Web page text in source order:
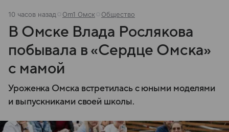
10 часов назад Om1 Омск Общество
В Омске Влада Рослякова
побывала в «Сердце Омска»
с мамой
Уроженка Омска встретилась с юными моделями
и выпускниками своей школы.